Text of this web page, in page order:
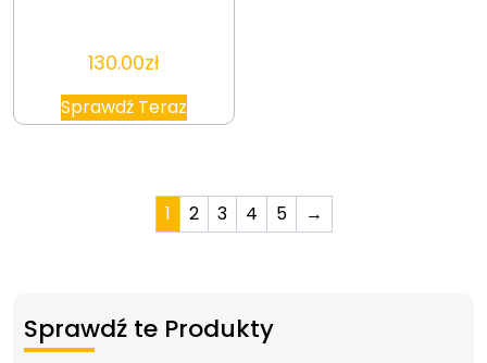
130.00zł
Sprawdź Teraz
1 2 3 4 5 →
Sprawdź te Produkty